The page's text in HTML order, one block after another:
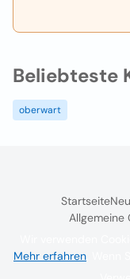
Beliebteste
oberwart
Startseite
Allgemeine
Wir verwenden
Mehr erfahren